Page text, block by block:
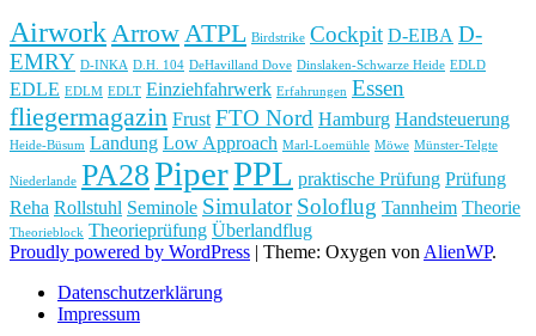
Airwork Arrow ATPL Birdstrike Cockpit D-EIBA D-
EMRY D-INKA D.H. 104 DeHavilland Dove Dinslaken-Schwarze Heide EDLD
EDLE EDLM EDLT Einziehfahrwerk Erfahrungen Essen
fliegermagazin Frust FTO Nord Hamburg Handsteuerung
Heide-Büsum Landung Low Approach Marl-Loemühle Möwe Münster-Telgte
Niederlande PA28PiperPPL praktische Prüfung Prüfung
Reha Rollstuhl Seminole Simulator Soloflug Tannheim Theorie
Theorieblock Theorieprüfung Überlandflug
Proudly powered by WordPress | Theme: Oxygen von AlienWP.
Datenschutzerklärung
Impressum